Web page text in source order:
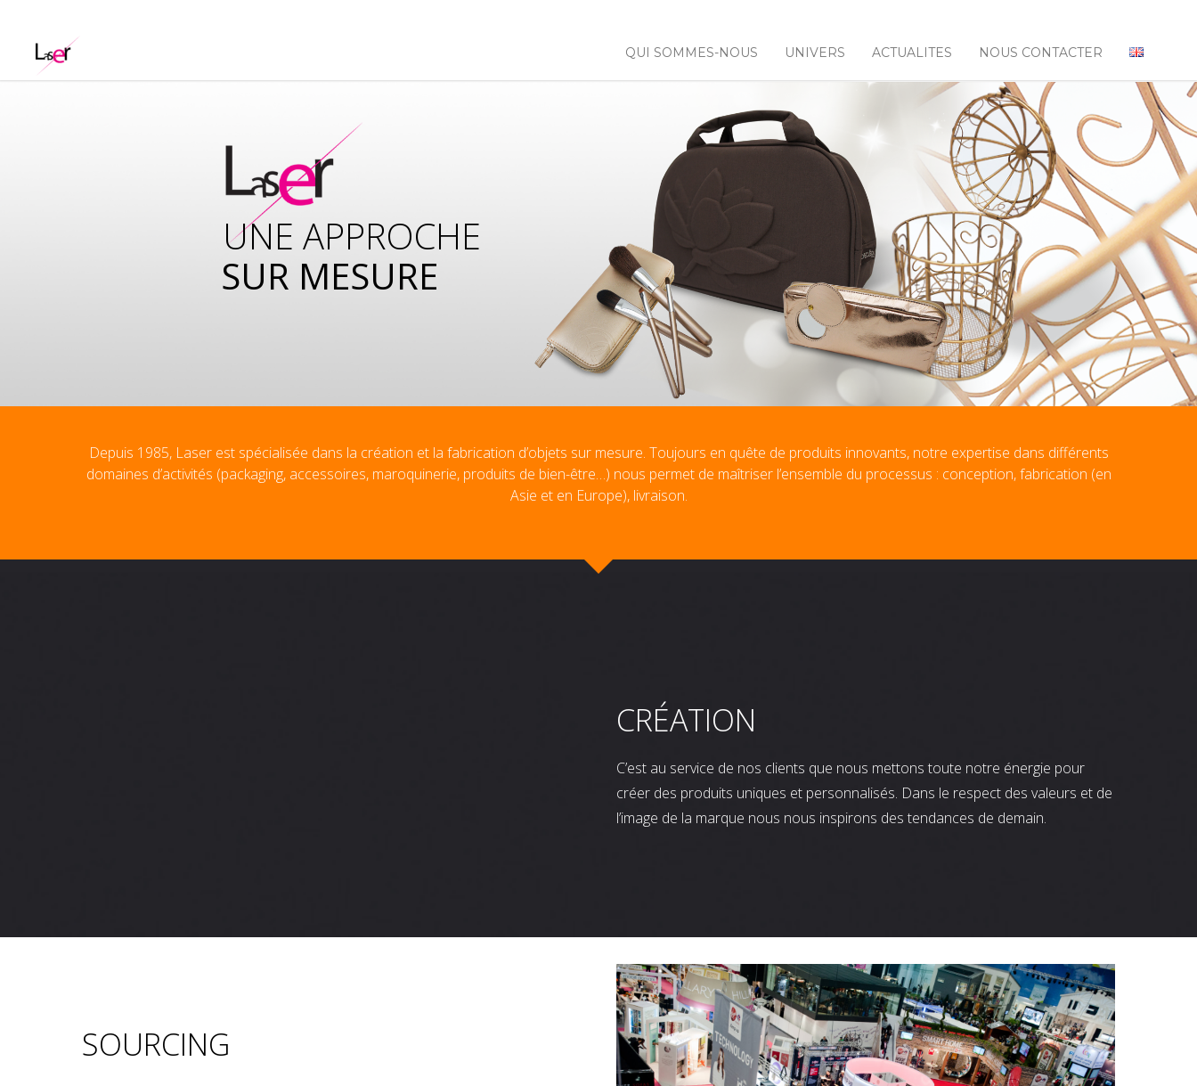
QUI SOMMES-NOUS UNIVERS ACTUALITES NOUS CONTACTER
SUR MESURE
UNE APPROCHE
Depuis 1985, Laser est spécialisée dans la création et la fabrication d’objets sur mesure. Toujours en quête de produits innovants, notre expertise dans différents
domaines d’activités (packaging, accessoires, maroquinerie, produits de bien-être…) nous permet de maîtriser l’ensemble du processus : conception, fabrication (en
Asie et en Europe), livraison.
CRÉATION
C’est au service de nos clients que nous mettons toute notre énergie pour
créer des produits uniques et personnalisés. Dans le respect des valeurs et de
l’image de la marque nous nous inspirons des tendances de demain.
SOURCING